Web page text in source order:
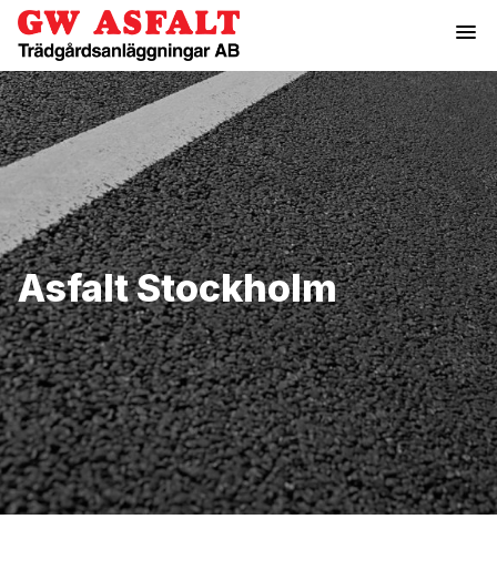
menu
Asfalt Stockholm